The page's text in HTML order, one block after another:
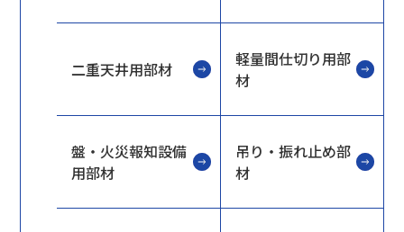
二重天井用部材
軽量間仕切り用部
材
盤・火災報知設備
用部材
吊り・振れ止め部
材